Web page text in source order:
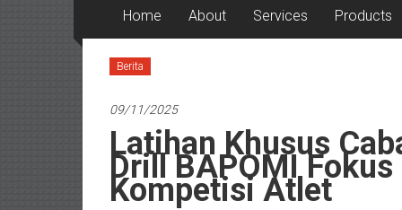
Home About Services Products
Berita
09/11/2025
Latihan Khusus
Drill BAPOMI
Kompetisi Atlet